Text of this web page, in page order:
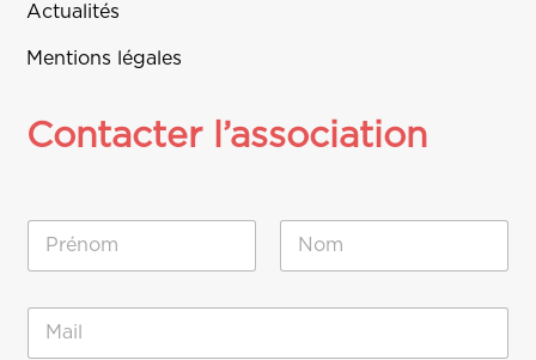
Actualités
Mentions légales
Contacter l’association
m